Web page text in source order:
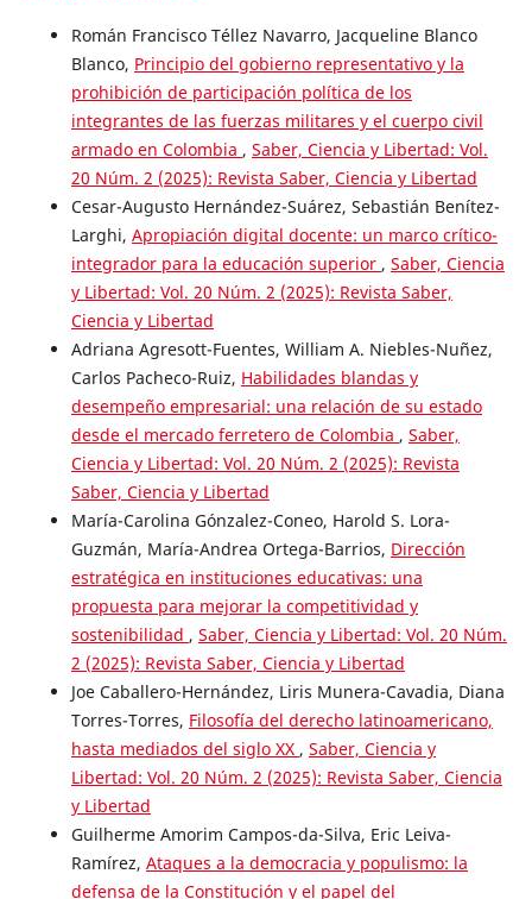
Román Francisco Téllez Navarro, Jacqueline Blanco
Blanco, Principio del gobierno representativo y la
prohibición de participación política de los
integrantes de las fuerzas militares y el cuerpo civil
armado en Colombia , Saber, Ciencia y Libertad: Vol.
20 Núm. 2 (2025): Revista Saber, Ciencia y Libertad
Cesar-Augusto Hernández-Suárez, Sebastián Benítez-
Larghi, Apropiación digital docente: un marco crítico-
integrador para la educación superior , Saber, Ciencia
y Libertad: Vol. 20 Núm. 2 (2025): Revista Saber,
Ciencia y Libertad
Adriana Agresott-Fuentes, William A. Niebles-Nuñez,
Carlos Pacheco-Ruiz, Habilidades blandas y
desempeño empresarial: una relación de su estado
desde el mercado ferretero de Colombia , Saber,
Ciencia y Libertad: Vol. 20 Núm. 2 (2025): Revista
Saber, Ciencia y Libertad
María-Carolina Gónzalez-Coneo, Harold S. Lora-
Guzmán, María-Andrea Ortega-Barrios, Dirección
estratégica en instituciones educativas: una
propuesta para mejorar la competitividad y
sostenibilidad , Saber, Ciencia y Libertad: Vol. 20 Núm.
2 (2025): Revista Saber, Ciencia y Libertad
Joe Caballero-Hernández, Liris Munera-Cavadia, Diana
Torres-Torres, Filosofía del derecho latinoamericano,
hasta mediados del siglo XX , Saber, Ciencia y
Libertad: Vol. 20 Núm. 2 (2025): Revista Saber, Ciencia
y Libertad
Guilherme Amorim Campos-da-Silva, Eric Leiva-
Ramírez, Ataques a la democracia y populismo: la
defensa de la Constitución y el papel del